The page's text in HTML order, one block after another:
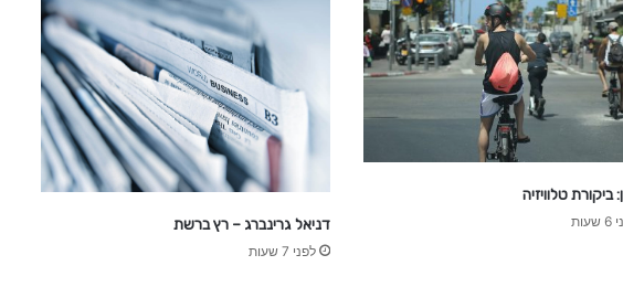
ביקורת טלוויזיה
דניאל גרינברג – רץ ברשת
לפני 7 שעות